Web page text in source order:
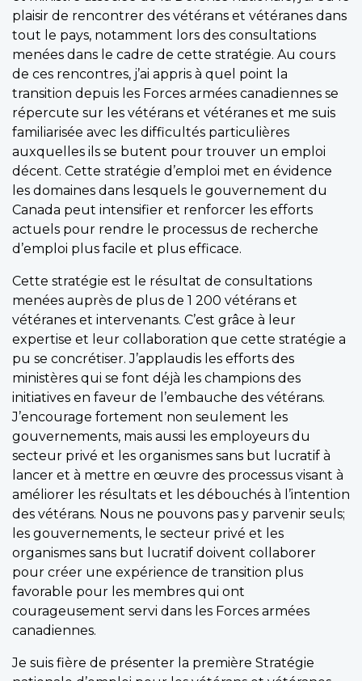
plaisir de rencontrer des vétérans et vétéranes dans
tout le pays, notamment lors des consultations
menées dans le cadre de cette stratégie. Au cours
de ces rencontres, j’ai appris à quel point la
transition depuis les Forces armées canadiennes se
répercute sur les vétérans et vétéranes et me suis
familiarisée avec les difficultés particulières
auxquelles ils se butent pour trouver un emploi
décent. Cette stratégie d’emploi met en évidence
les domaines dans lesquels le gouvernement du
Canada peut intensifier et renforcer les efforts
actuels pour rendre le processus de recherche
d’emploi plus facile et plus efficace.
Cette stratégie est le résultat de consultations
menées auprès de plus de 1 200 vétérans et
vétéranes et intervenants. C’est grâce à leur
expertise et leur collaboration que cette stratégie a
pu se concrétiser. J’applaudis les efforts des
ministères qui se font déjà les champions des
initiatives en faveur de l’embauche des vétérans.
J’encourage fortement non seulement les
gouvernements, mais aussi les employeurs du
secteur privé et les organismes sans but lucratif à
lancer et à mettre en œuvre des processus visant à
améliorer les résultats et les débouchés à l’intention
des vétérans. Nous ne pouvons pas y parvenir seuls;
les gouvernements, le secteur privé et les
organismes sans but lucratif doivent collaborer
pour créer une expérience de transition plus
favorable pour les membres qui ont
courageusement servi dans les Forces armées
canadiennes.
Je suis fière de présenter la première Stratégie